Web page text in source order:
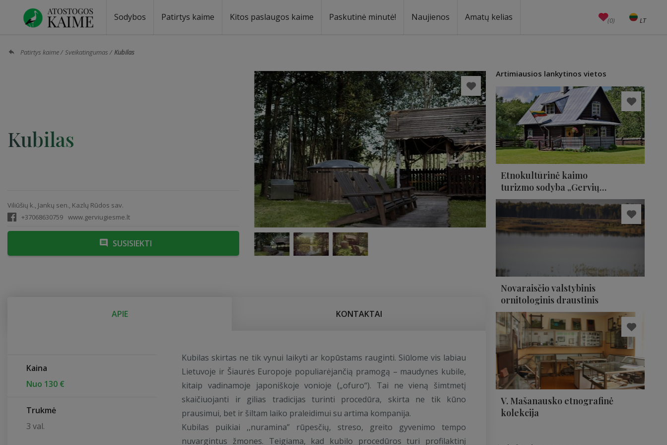
Sodybos Patirtys kaime Kitos paslaugos kaime Paskutinė minutė! Naujienos Amatų kelias (0) LT
EN
Patirtys kaime Sveikatingumas Kubilas
Kubilas
Viliūšių k., Jankų sen., Kazlų Rūdos sav.
+37068630759 www.gerviugiesme.lt
SUSISIEKTI
APIE KONTAKTAI
Kaina
Nuo 130 €
Trukmė
3 val.
Kubilas skirtas ne tik vynui laikyti ar kopūstams rauginti. Siūlome vis labiau
Lietuvoje ir Šiaurės Europoje populiarėjančią pramogą – maudynes kubile,
kitaip vadinamoje japoniškoje vonioje („ofuro“). Tai ne vieną šimtmetį
skaičiuojanti ir gilias tradicijas turinti procedūra, skirta ne tik kūno
prausimui, bet ir šiltam laiko praleidimui su artima kompanija.
Kubilas puikiai ,,nuramina” rūpesčių, streso, greito gyvenimo tempo
nuvargintus žmones. Teigiama, kad kubilo procedūros turi profilaktinį
Artimiausios lankytinos vietos
Etnokultūrinė kaimo
turizmo sodyba „Gervių
giesmė“
Novaraisčio valstybinis
ornitologinis draustinis
V. Mašanausko etnografinė
kolekcija